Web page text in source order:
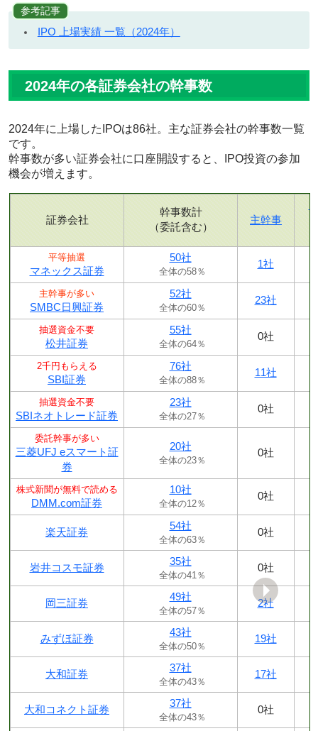
参考記事
IPO 上場実績 一覧（2024年）
2024年の各証券会社の幹事数
2024年に上場したIPOは86社。主な証券会社の幹事数一覧
です。
幹事数が多い証券会社に口座開設すると、IPO投資の参加
機会が増えます。
証券会社
幹事数計
（委託含む）
主幹事
平等抽選
マネックス証券
50社
全体の58％
1社
主幹事が多い
SMBC日興証券
52社
全体の60％
23社
抽選資金不要
松井証券
55社
全体の64％
0社
2千円もらえる
SBI証券
76社
全体の88％
11社
抽選資金不要
SBIネオトレード証券
23社
全体の27％
0社
委託幹事が多い
三菱UFJ eスマート証
券
20社
全体の23％
0社
株式新聞が無料で読める
DMM.com証券
10社
全体の12％
0社
楽天証券
54社
全体の63％
0社
岩井コスモ証券
35社
全体の41％
0社
岡三証券
49社
全体の57％
2社
みずほ証券
43社
全体の50％
19社
大和証券
37社
全体の43％
17社
大和コネクト証券
37社
全体の43％
0社